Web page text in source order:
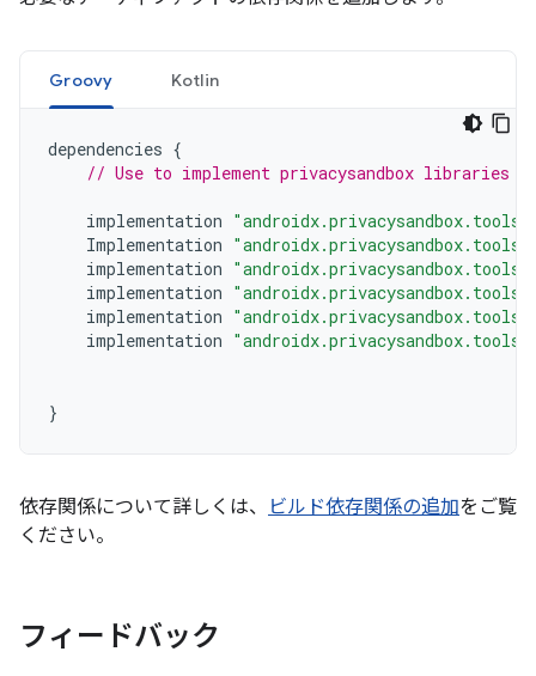
Groovy Kotlin
dependencies {
// Use to implement privacysandbox libraries
implementation
Implementation
implementation
implementation
implementation
implementation
}
依存関係について詳しくは、 ビルド依存関係の追加をご覧
ください。
フィードバック